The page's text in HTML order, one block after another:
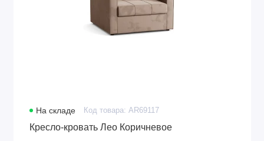
На складе Код товара: AR69117
Кресло-кровать Лео Коричневое